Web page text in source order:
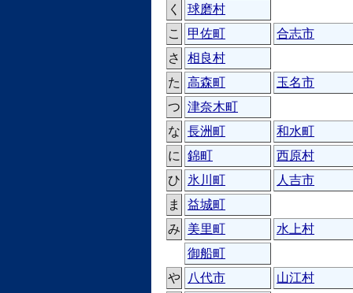
く
球磨村
こ
甲佐町
合志市
さ
相良村
た 高森町
玉名市
つ 津奈木町
な 長洲町
和水町
に 錦町
西原村
ひ 氷川町
人吉市
ま
益城町
み 美里町
水上村
御船町
や 八代市
山江村